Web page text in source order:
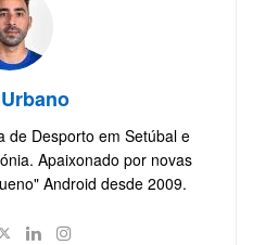
de Desporto em Setúbal e
Apaixonado por novas
Android desde 2009.